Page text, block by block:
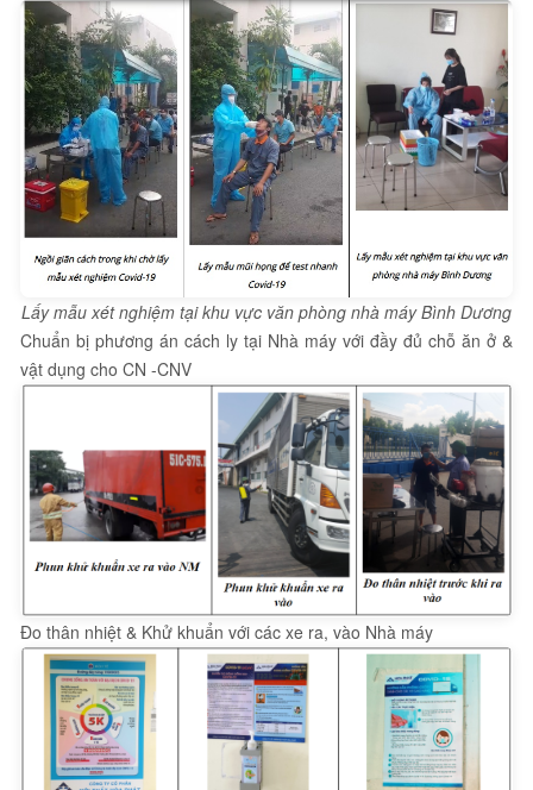
Lấy mẫu xét nghiệm tại khu vực văn phòng nhà máy Bình Dương
Chuẩn bị phương án cách ly tại Nhà máy với đầy đủ chỗ ăn ở &
vật dụng cho CN -CNV
Đo thân nhiệt & Khử khuẩn với các xe ra, vào Nhà máy